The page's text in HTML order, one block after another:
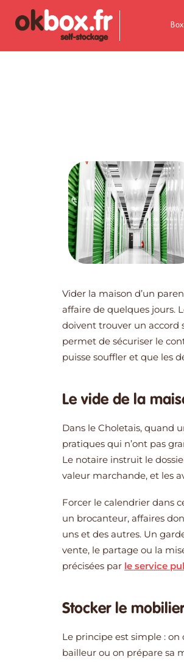
Vider la maison d’un
affaire de quelques jours.
doivent trouver un accord
permet de sécuriser le
puisse souffler et que les
Le vide de la
Dans le Choletais, quand
pratiques qui n’ont pas
Le notaire instruit le
valeur marchande, et les
Forcer le calendrier dans
un brocanteur, affaires
uns et des autres. Un
vente, le partage ou la
précisées par le service
Stocker le
Le principe est simple :
bailleur ou on prépare sa